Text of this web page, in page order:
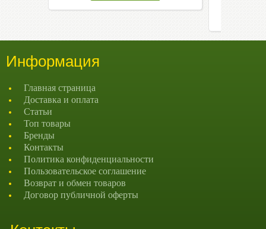
Информация
Главная страница
Доставка и оплата
Статьи
Топ товары
Бренды
Контакты
Политика конфиденциальности
Пользовательское соглашение
Возврат и обмен товаров
Договор публичной оферты